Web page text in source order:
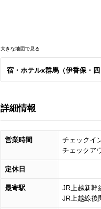
大きな地図で見る
宿・ホテルx群馬（伊香保・四
ポット一覧
詳細情報
営業時間
チェック
チェック
定休日
最寄駅
JR上越新幹
JR上越線後